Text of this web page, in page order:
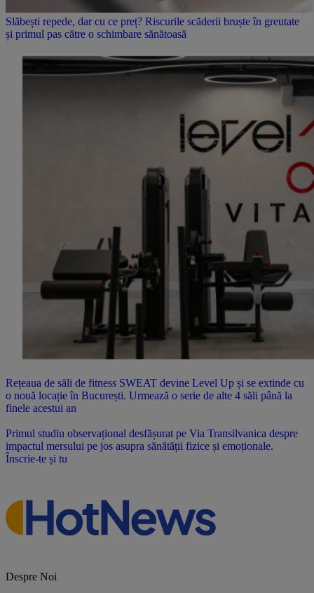
Slăbești repede, dar cu ce preț? Riscurile scăderii bruște în greutate
și primul pas către o schimbare sănătoasă
Rețeaua de săli de fitness SWEAT devine Level Up și se extinde cu
o nouă locație în București. Urmează o serie de alte 4 săli până la
finele acestui an
Primul studiu observațional desfășurat pe Via Transilvanica despre
impactul mersului pe jos asupra sănătății fizice și emoționale.
Înscrie-te și tu
Despre Noi